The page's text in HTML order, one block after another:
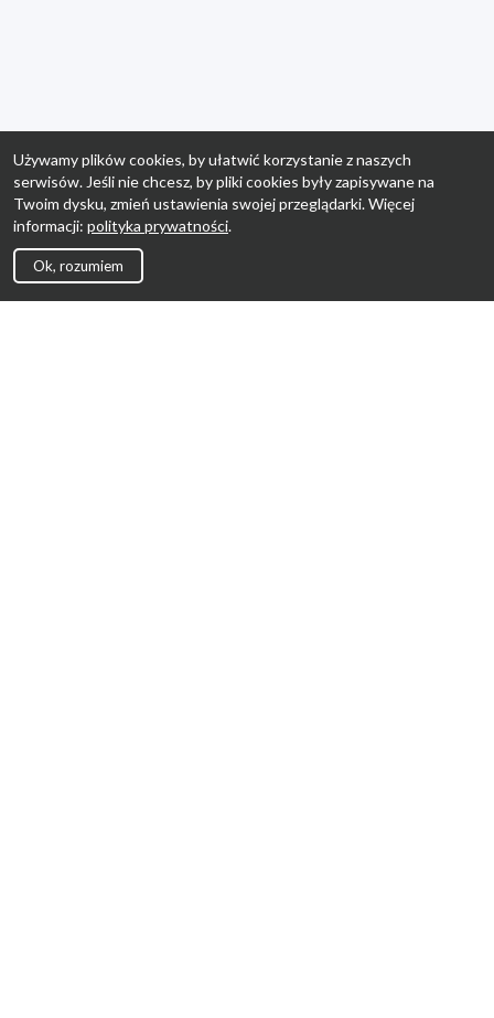
Używamy plików cookies, by ułatwić korzystanie z naszych
serwisów. Jeśli nie chcesz, by pliki cookies były zapisywane na
Twoim dysku, zmień ustawienia swojej przeglądarki. Więcej
informacji: polityka prywatności.
Ok, rozumiem